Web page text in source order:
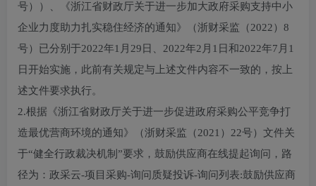
号））、《浙江省财政厅关于进一步加大政府采购支持中小
企业力度助力扎实稳住经济的通知》（浙财采监（2022）8
号）已分别于2022年1月29日、2022年2月1日和2022年7月1
日开始实施，此前有关规定与上述文件内容不一致的，按上
述文件要求执行。
2.根据《浙江省财政厅关于进一步促进政府采购公平竞争打
造最优营商环境的通知》（浙财采监（2021）22号）文件关
于“健全行政裁决机制”要求，鼓励供应商在线提起询问，路
径为：政采云-项目采购-询问质疑投诉-询问列表:鼓励供应商